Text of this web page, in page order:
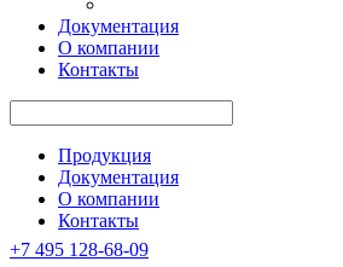
Документация
О компании
Контакты
Продукция
Документация
О компании
Контакты
+7 495 128-68-09